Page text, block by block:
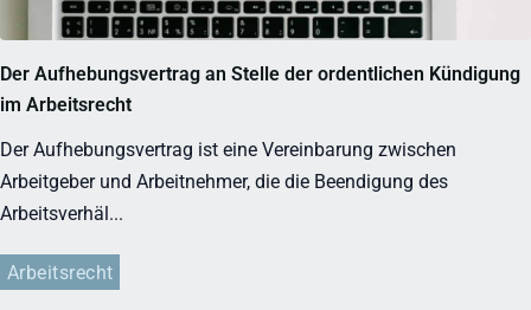
Der Aufhebungsvertrag an Stelle der ordentlichen Kündigung
im Arbeitsrecht
Der Aufhebungsvertrag ist eine Vereinbarung zwischen
Arbeitgeber und Arbeitnehmer, die die Beendigung des
Arbeitsverhäl...
Arbeitsrecht